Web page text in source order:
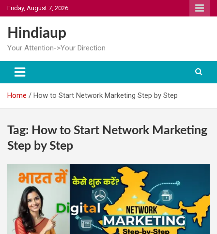
Skip
to
content
Friday, August 7, 2026
Hindiaup
Your Attention->Your Direction
Home How to Start Network Marketing Step by Step
Tag: How to Start Network Marketing
Step by Step